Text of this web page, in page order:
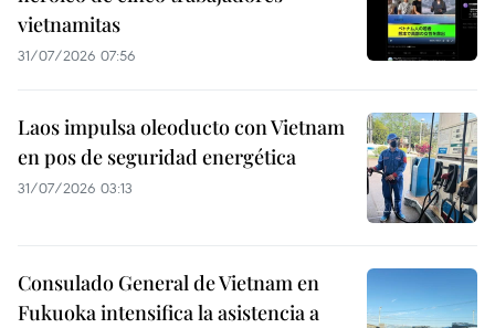
vietnamitas
31/07/2026 07:56
Laos impulsa oleoducto con Vietnam
en pos de seguridad energética
31/07/2026 03:13
Consulado General de Vietnam en
Fukuoka intensifica la asistencia a